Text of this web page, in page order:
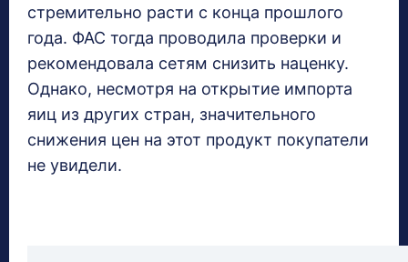
стремительно расти с конца прошлого
года. ФАС тогда проводила проверки и
рекомендовала сетям снизить наценку.
Однако, несмотря на открытие импорта
яиц из других стран, значительного
снижения цен на этот продукт покупатели
не увидели.